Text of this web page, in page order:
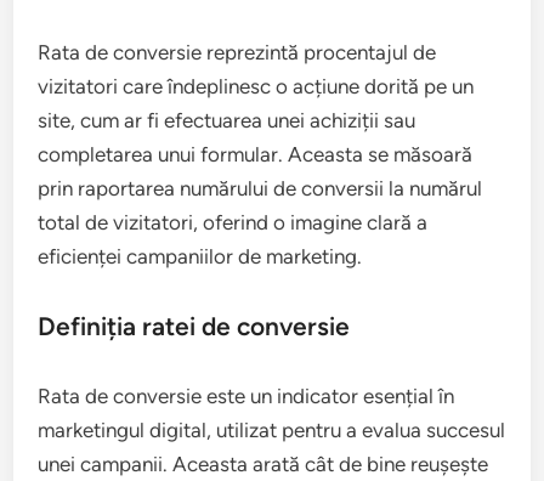
Rata de conversie reprezintă procentajul de
vizitatori care îndeplinesc o acțiune dorită pe un
site, cum ar fi efectuarea unei achiziții sau
completarea unui formular. Aceasta se măsoară
prin raportarea numărului de conversii la numărul
total de vizitatori, oferind o imagine clară a
eficienței campaniilor de marketing.
Definiția ratei de conversie
Rata de conversie este un indicator esențial în
marketingul digital, utilizat pentru a evalua succesul
unei campanii. Aceasta arată cât de bine reușește